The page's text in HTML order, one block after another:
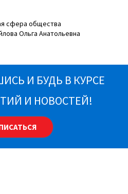
сфера общества
Ольга Анатольевна
И БУДЬ В КУРСЕ
И НОВОСТЕЙ!